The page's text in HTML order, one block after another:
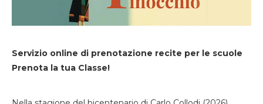
Servizio online di prenotazione recite per le scuole
Prenota la tua Classe!